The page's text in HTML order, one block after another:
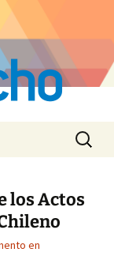
Buscar:
los Actos
en